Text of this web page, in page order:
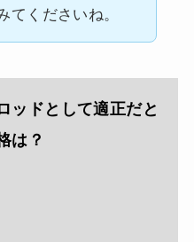
てくださいね。
ッドとして適正だと
は？